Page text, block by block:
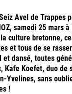
Avel de Trappes
samedi 25 mars à
culture bretonne,
et tous de se
et dansé, toutes
Kafe Koefet, duo de
Yvelines, sans
!